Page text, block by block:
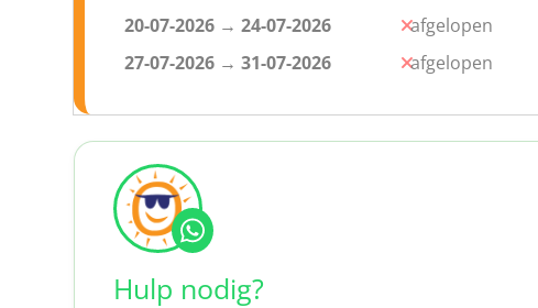
Click map to enable scroll zoom
20-07-2026 →24-07-2026 afgelopen
27-07-2026 →31-07-2026 afgelopen
Hulp nodig?